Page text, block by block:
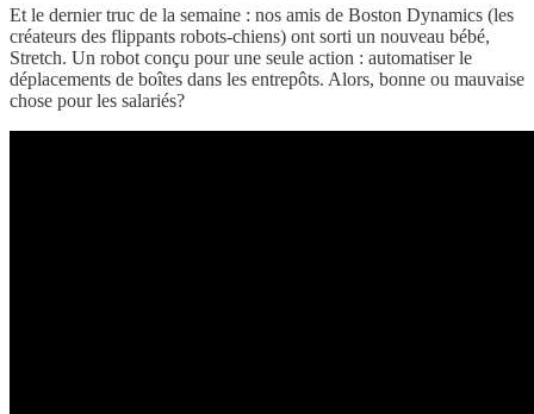
Et le dernier truc de la semaine : nos amis de Boston Dynamics (les
créateurs des flippants robots-chiens) ont sorti un nouveau bébé,
Stretch. Un robot conçu pour une seule action : automatiser le
déplacements de boîtes dans les entrepôts. Alors, bonne ou mauvaise
chose pour les salariés?